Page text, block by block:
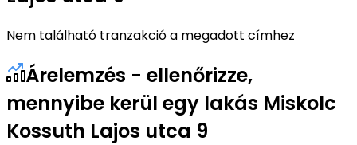
Nem található tranzakció a megadott címhez
Árelemzés - ellenőrizze,
mennyibe kerül egy lakás Miskolc
Kossuth Lajos utca 9